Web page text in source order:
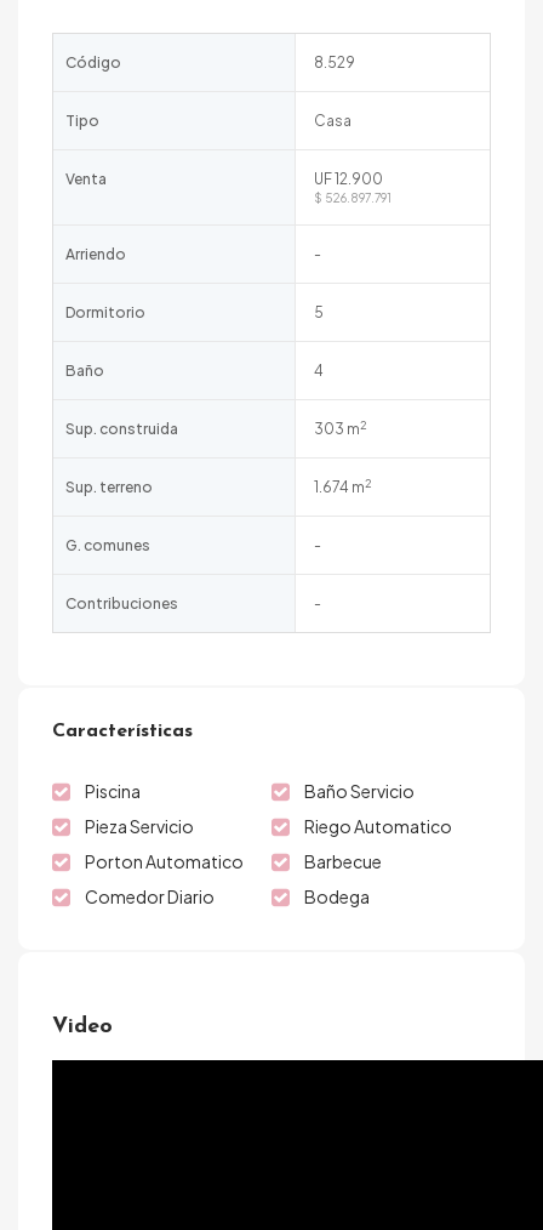
Código 8.529
Tipo Casa
Venta UF 12.900
$ 526.897.791
Arriendo -
Dormitorio 5
Baño 4
Sup. construida 303 m2
Sup. terreno 1.674 m2
G. comunes -
Contribuciones -
Características
Piscina
Baño Servicio
Pieza Servicio
Riego Automatico
Porton Automatico
Barbecue
Comedor Diario
Bodega
Video